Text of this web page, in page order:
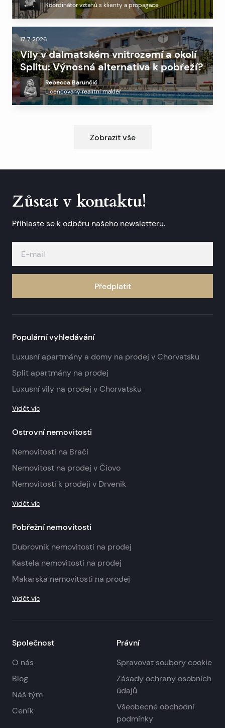
Koordinátor vztahů s klienty a propagace
17. 7. 2026
Vily v dalmatském vnitrozemí a okolí
Splitu: Výnosná alternativa k pobřeží?
Rebecca Barunčić
Licencovaný realitní makléř
Zobrazit vše
Zůstat v kontaktu!
Přihlaste se k odběru našeho newsletteru.
Předplatit
Populární vyhledávání
Luxusní apartmány a domy na prodej v Chorvatsku
Split apartmány na prodej
Luxusní vily na prodej v Chorvatsku
Vidět víc
Ostrovní nemovitosti
Nemovitosti na Brači
Nemovitost na prodej v Čiovo
Nemovitosti k prodeji v Drvenik
Vidět víc
Pobřežní nemovitosti
Dubrovnik nemovitosti na prodej
Kastela nemovitosti na prodej
Makarska nemovitosti na prodej
Vidět víc
Společnost
O nás
Blog
Náš tým
Ceník
Právní
Spravovat soubory cookie
Zásady ochrany osobních
údajů
Všeobecné obchodní
podmínky